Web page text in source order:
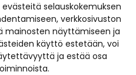
selauskokemuksen
verkkosivuston
mainosten näyttämiseen ja
käyttö estetään, voi
ja estää osa
10
9590